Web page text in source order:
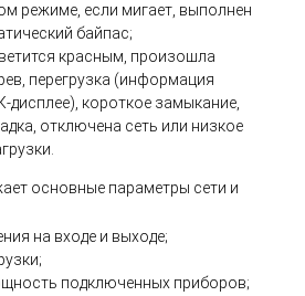
режиме, если мигает, выполнен
байпас;
красным, произошла
перегрузка (информация
дисплее), короткое замыкание,
отключена сеть или низкое
основные параметры сети и
на входе и выходе;
подключенных приборов;